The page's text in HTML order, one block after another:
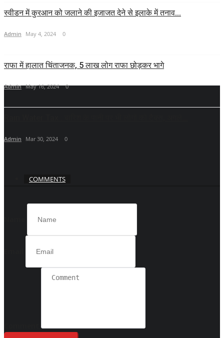
स्वीडन में कुरआन को जलाने की इजाजत देने से इलाके में तनाव...
Admin May 4, 2024 0
राफा में हालात चिंताजनक, 5 लाख लोग राफा छोड़कर भागे
Admin May 16, 2024 0
Admin Mar 30, 2024 0
COMMENTS